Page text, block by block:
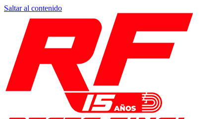
Saltar al contenido